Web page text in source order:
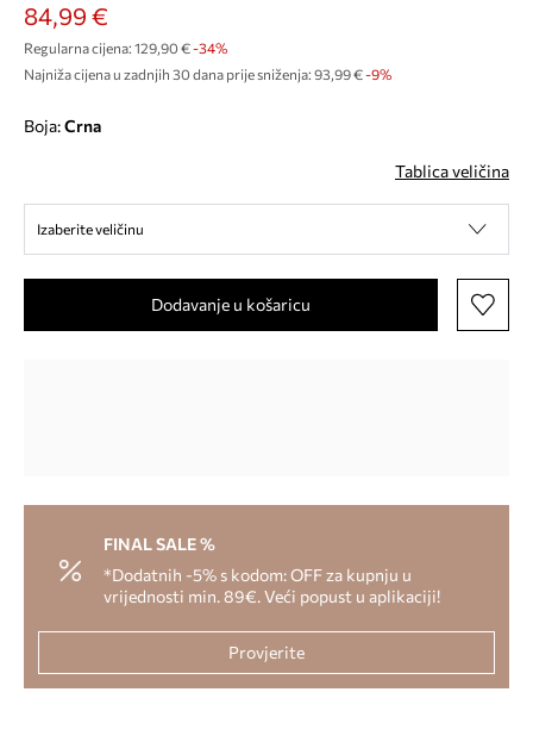
84,99 €
Regularna cijena: 129,90 €-34%
Najniža cijena u zadnjih 30 dana prije sniženja: 93,99 € -9%
Boja: crna
Tablica veličina
Izaberite veličinu
Dodavanje u košaricu
FINAL SALE %
*Dodatnih -5% s kodom: OFF za kupnju u
vrijednosti min. 89€. Veći popust u aplikaciji!
Provjerite